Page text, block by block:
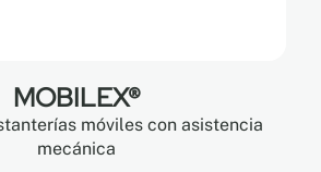
MOBILEX®
móviles con asistencia
mecánica